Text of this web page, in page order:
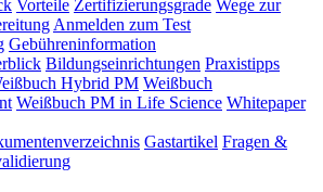
Vorteile Zertifizierungsgrade Wege zur
Anmelden zum Test
Gebühreninformation
Bildungseinrichtungen Praxistipps
Hybrid PM Weißbuch
Weißbuch PM in Life Science Whitepaper
Gastartikel Fragen &